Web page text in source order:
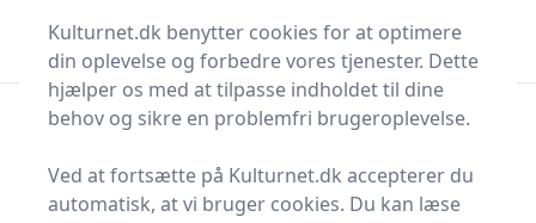
Start søgning
Forside Bolig og indretning Lamper og tilbehør
Lamper og tilbehør
Kulturnet.dk benytter cookies for at optimere
din oplevelse og forbedre vores tjenester. Dette
hjælper os med at tilpasse indholdet til dine
behov og sikre en problemfri brugeroplevelse.
Ved at fortsætte på Kulturnet.dk accepterer du
automatisk, at vi bruger cookies. Du kan læse